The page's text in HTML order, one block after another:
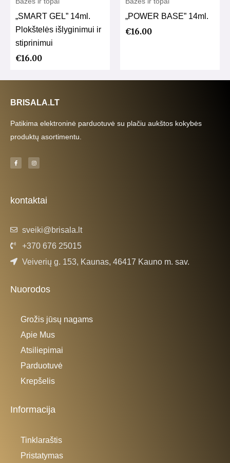
„SMART GEL” 14ml.
Plokštelės išlyginimui ir
stiprinimui
€16.00
„POWER BASE” 14ml.
€16.00
BRISALA.LT
Patikima elektroninė parduotuvė su plačiu aukštos kokybės
produktų asortimentu.
F
a
c
-
f
I
n
s
m
kontaktai
sveiki@brisala.lt
+370 676 25015
Veiverių g. 153, Kaunas, 46417 Kauno m. sav.
Nuorodos
Grožis jūsų nagams
Apie Mus
Atsiliepimai
Parduotuvė
Krepšelis
Informacija
Tinklaraštis
Pristatymas